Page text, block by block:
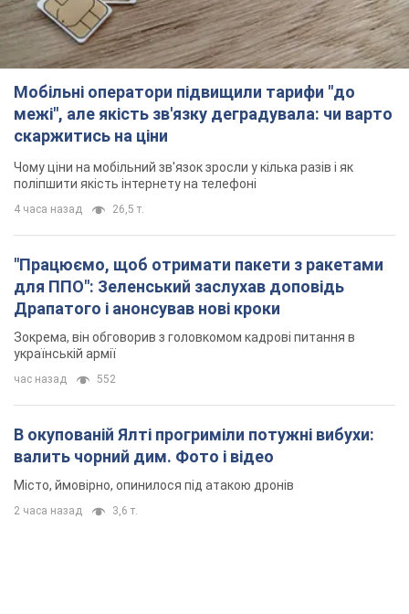
Мобільні оператори підвищили тарифи "до
межі", але якість зв'язку деградувала: чи варто
скаржитись на ціни
Чому ціни на мобільний зв'язок зросли у кілька разів і як
поліпшити якість інтернету на телефоні
4 часа назад 26,5 т.
"Працюємо, щоб отримати пакети з ракетами
для ППО": Зеленський заслухав доповідь
Драпатого і анонсував нові кроки
Зокрема, він обговорив з головкомом кадрові питання в
українській армії
час назад 552
В окупованій Ялті прогриміли потужні вибухи:
валить чорний дим. Фото і відео
Місто, ймовірно, опинилося під атакою дронів
2 часа назад 3,6 т.